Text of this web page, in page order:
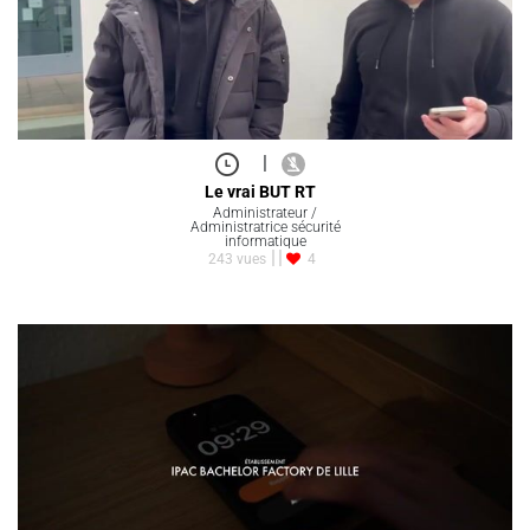
Le vrai BUT RT
Administrateur /
Administratrice sécurité
informatique
243 vues
4